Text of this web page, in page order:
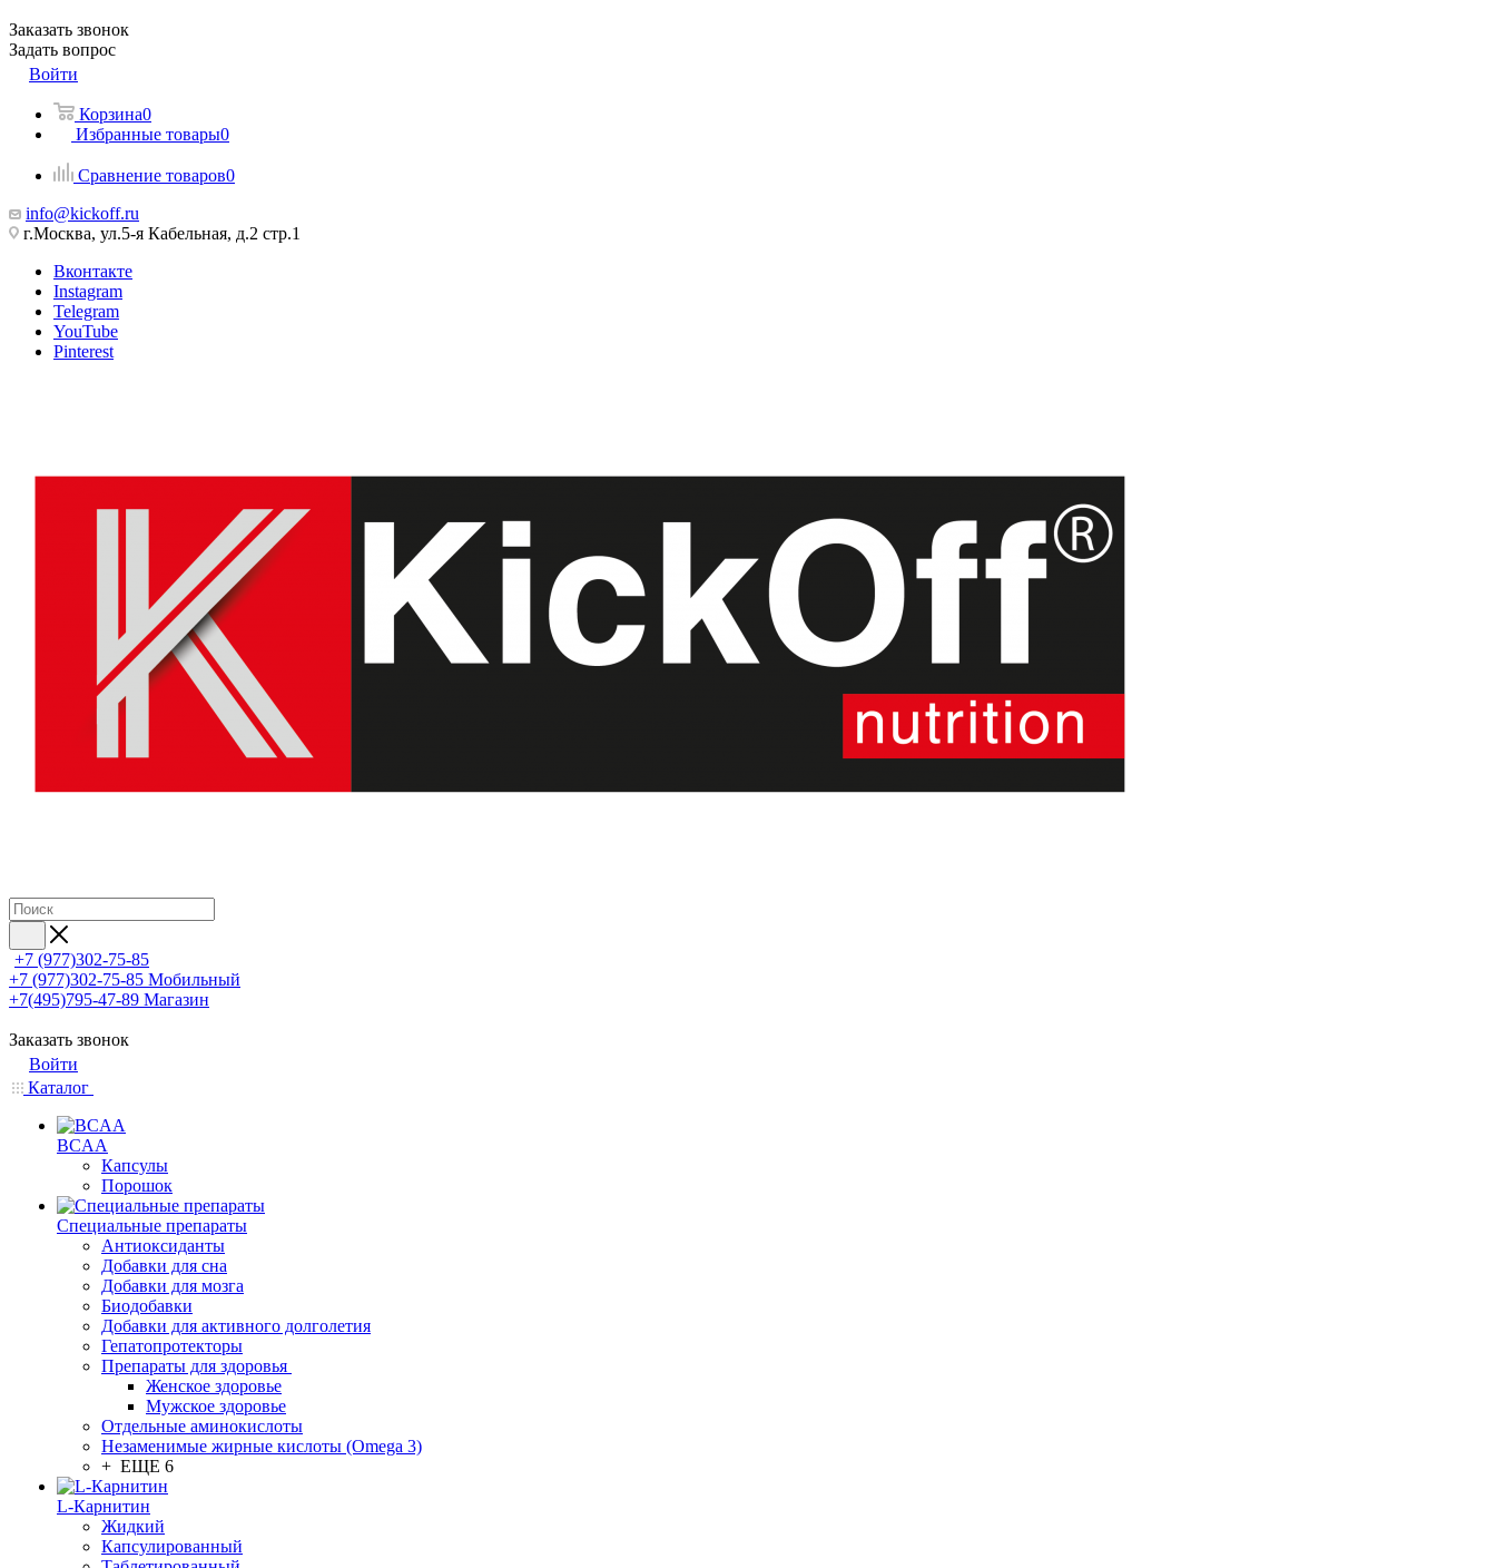
Заказать звонок
Задать вопрос
Войти
Корзина0
Избранные товары0
Сравнение товаров0
info@kickoff.ru
г.Москва, ул.5-я Кабельная, д.2 стр.1
Вконтакте
Instagram
Telegram
YouTube
Pinterest
+7 (977)302-75-85
+7 (977)302-75-85 Мобильный
+7(495)795-47-89 Магазин
Заказать звонок
Войти
Каталог
BCAA
Капсулы
Порошок
Cпециальные препараты
Антиоксиданты
Добавки для сна
Добавки для мозга
Биодобавки
Добавки для активного долголетия
Гепатопротекторы
Препараты для здоровья
Женское здоровье
Мужское здоровье
Отдельные аминокислоты
Незаменимые жирные кислоты (Omega 3)
+ ЕЩЕ 6
L-Карнитин
Жидкий
Капсулированный